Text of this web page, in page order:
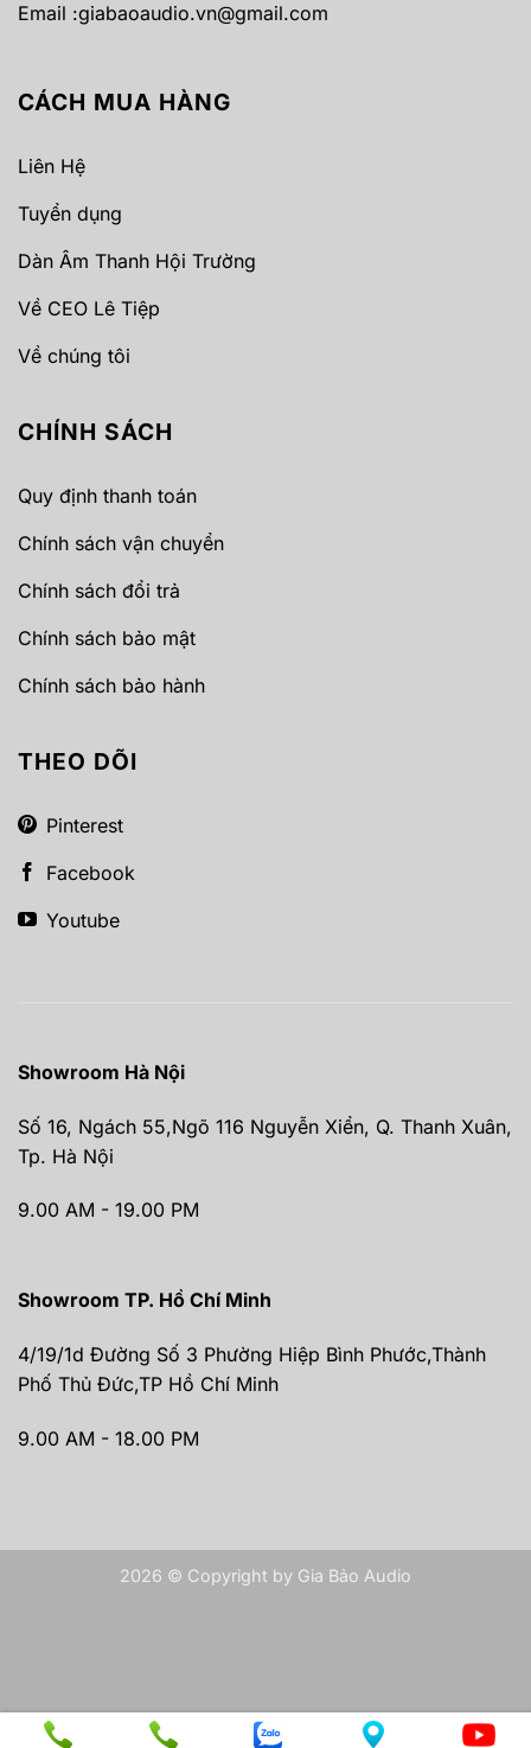
Email :giabaoaudio.vn@gmail.com
CÁCH MUA HÀNG
Liên Hệ
Tuyển dụng
Dàn Âm Thanh Hội Trường
Về CEO Lê Tiệp
Về chúng tôi
CHÍNH SÁCH
Quy định thanh toán
Chính sách vận chuyển
Chính sách đổi trả
Chính sách bảo mật
Chính sách bảo hành
THEO DÕI
Pinterest
Facebook
Youtube
Showroom Hà Nội
Số 16, Ngách 55,Ngõ 116 Nguyễn Xiển, Q. Thanh Xuân,
Tp. Hà Nội
9.00 AM - 19.00 PM
Showroom TP. Hồ Chí Minh
4/19/1d Đường Số 3 Phường Hiệp Bình Phước,Thành
Phố Thủ Đức,TP Hồ Chí Minh
9.00 AM - 18.00 PM
2026 © Copyright by Gia Bảo Audio